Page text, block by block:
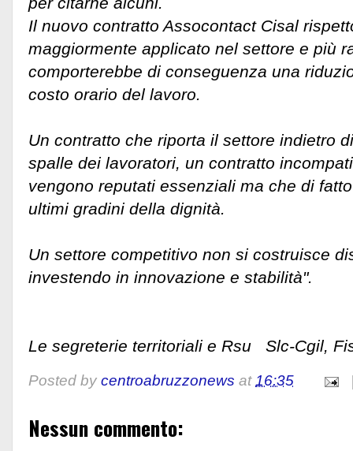
Il nuovo contratto Assocontact Cisal
maggiormente applicato nel settore e più
comporterebbe di conseguenza una
costo orario del lavoro.
Un contratto che riporta il settore indietro
spalle dei lavoratori, un contratto
vengono reputati essenziali ma che di
ultimi gradini della dignità.
Un settore competitivo non si costruisce
investendo in innovazione e stabilità".
Le segreterie territoriali e Rsu Slc-Cgil,
Posted by centroabruzzonews at16:35
Nessun commento: